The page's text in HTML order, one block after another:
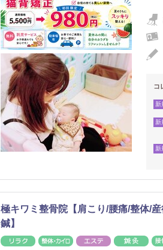
コ
新
新
新
極キワミ整骨院【肩こり/腰痛/整体/
鍼】
リラク 整体・カイロエステ 鍼灸